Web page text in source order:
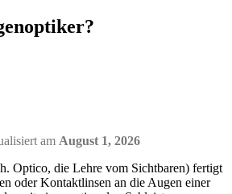
am August 1, 2026
Optico, die Lehre vom Sichtbaren) fertigt
oder Kontaktlinsen an die Augen einer